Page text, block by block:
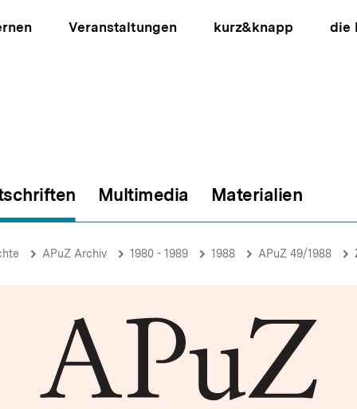
Veranstaltungen kurz&knapp die
Multimedia Materialien
APuZ Archiv 1980 - 1989 1988 APuZ 49/1988